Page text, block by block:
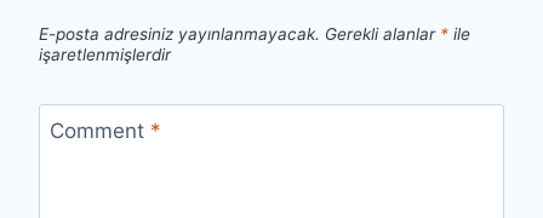
E-posta adresiniz yayınlanmayacak. Gerekli alanlar * ile
işaretlenmişlerdir
Comment *